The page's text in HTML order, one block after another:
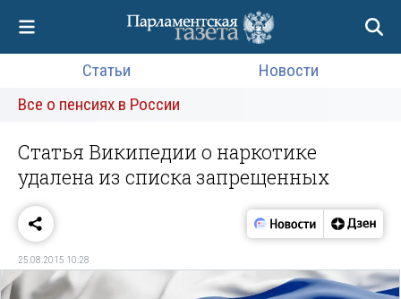
Статьи
Новости
Все о пенсиях в России
Статья Википедии о наркотике
удалена из списка запрещенных
25.08.2015 10:28